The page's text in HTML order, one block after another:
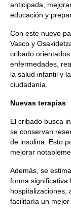
anticipada,
educación y
Con este nuevo
Vasco y
cribado
enfermedades,
la salud infantil y
ciudadanía.
Nuevas terapias
El cribado busca
se conservan
de insulina. Esto
mejorar
Además, se
forma significativa
hospitalizaciones,
facilitaría un